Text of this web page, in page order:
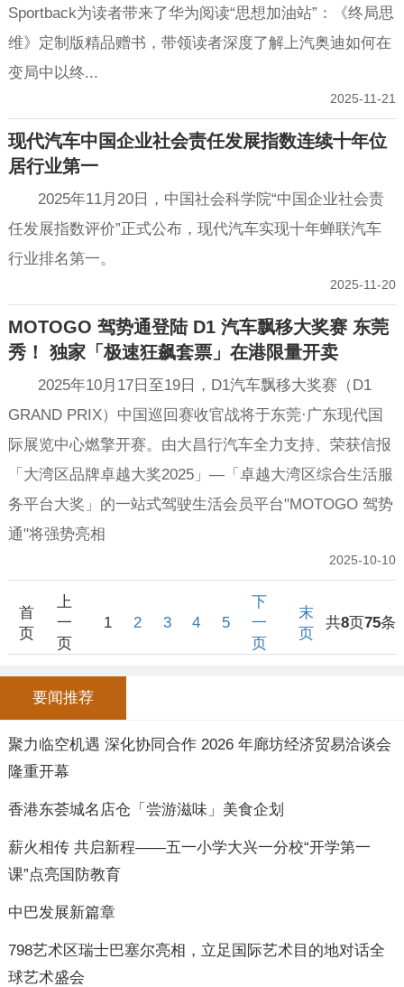
Sportback为读者带来了华为阅读“思想加油站”：《终局思
维》定制版精品赠书，带领读者深度了解上汽奥迪如何在
变局中以终...
2025-11-21
现代汽车中国企业社会责任发展指数连续十年位
居行业第一
2025年11月20日，中国社会科学院“中国企业社会责
任发展指数评价”正式公布，现代汽车实现十年蝉联汽车
行业排名第一。
2025-11-20
MOTOGO 驾势通登陆 D1 汽车飘移大奖赛 东莞
秀！ 独家「极速狂飙套票」在港限量开卖
2025年10月17日至19日，D1汽车飘移大奖赛（D1
GRAND PRIX）中国巡回赛收官战将于东莞·广东现代国
际展览中心燃擎开赛。由大昌行汽车全力支持、荣获信报
「大湾区品牌卓越大奖2025」—「卓越大湾区综合生活服
务平台大奖」的一站式驾驶生活会员平台"MOTOGO 驾势
通"将强势亮相
2025-10-10
首
页
上
一
页
1 2 3 4 5
下
一
页
末
页
共8页75条
要闻推荐
聚力临空机遇 深化协同合作 2026 年廊坊经济贸易洽谈会
隆重开幕
香港东荟城名店仓「尝游滋味」美食企划
薪火相传 共启新程——五一小学大兴一分校“开学第一
课”点亮国防教育
中巴发展新篇章
798艺术区瑞士巴塞尔亮相，立足国际艺术目的地对话全
球艺术盛会